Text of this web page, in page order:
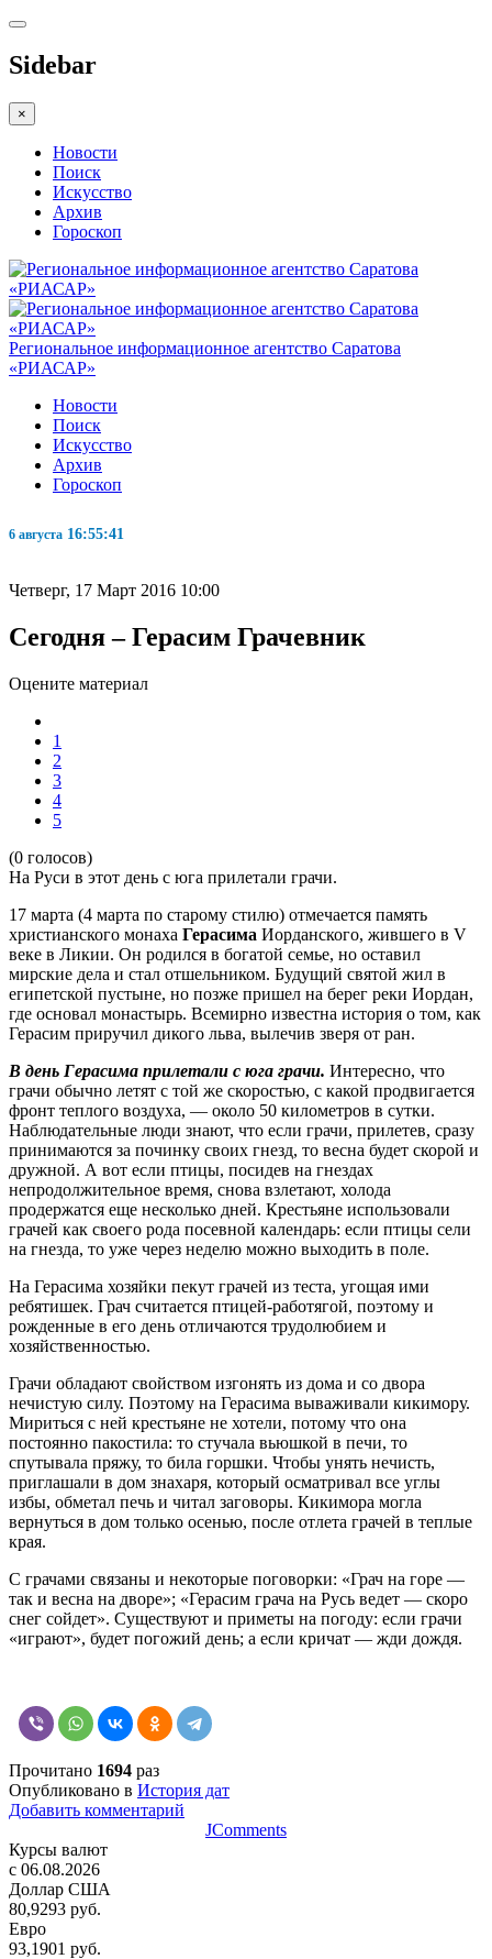
Sidebar
×
Новости
Поиск
Искусство
Архив
Гороскоп
Региональное информационное агентство Саратова
«РИАСАР»
Новости
Поиск
Искусство
Архив
Гороскоп
6 августа 16:55:42
Четверг, 17 Март 2016 10:00
Сегодня – Герасим Грачевник
Оцените материал
1
2
3
4
5
(0 голосов)
На Руси в этот день с юга прилетали грачи.
17 марта (4 марта по старому стилю) отмечается память
христианского монаха Герасима Иорданского, жившего в V
веке в Ликии. Он родился в богатой семье, но оставил
мирские дела и стал отшельником. Будущий святой жил в
египетской пустыне, но позже пришел на берег реки Иордан,
где основал монастырь. Всемирно известна история о том, как
Герасим приручил дикого льва, вылечив зверя от ран.
В день Герасима прилетали с юга грачи. Интересно, что
грачи обычно летят с той же скоростью, с какой продвигается
фронт теплого воздуха, — около 50 километров в сутки.
Наблюдательные люди знают, что если грачи, прилетев, сразу
принимаются за починку своих гнезд, то весна будет скорой и
дружной. А вот если птицы, посидев на гнездах
непродолжительное время, снова взлетают, холода
продержатся еще несколько дней. Крестьяне использовали
грачей как своего рода посевной календарь: если птицы сели
на гнезда, то уже через неделю можно выходить в поле.
На Герасима хозяйки пекут грачей из теста, угощая ими
ребятишек. Грач считается птицей-работягой, поэтому и
рожденные в его день отличаются трудолюбием и
хозяйственностью.
Грачи обладают свойством изгонять из дома и со двора
нечистую силу. Поэтому на Герасима вываживали кикимору.
Мириться с ней крестьяне не хотели, потому что она
постоянно пакостила: то стучала вьюшкой в печи, то
спутывала пряжу, то била горшки. Чтобы унять нечисть,
приглашали в дом знахаря, который осматривал все углы
избы, обметал печь и читал заговоры. Кикимора могла
вернуться в дом только осенью, после отлета грачей в теплые
края.
С грачами связаны и некоторые поговорки: «Грач на горе —
так и весна на дворе»; «Герасим грача на Русь ведет — скоро
снег сойдет». Существуют и приметы на погоду: если грачи
«играют», будет погожий день; а если кричат — жди дождя.
Прочитано 1694 раз
Опубликовано в История дат
Добавить комментарий
JComments
Курсы валют
c 06.08.2026
Доллар США
80,9293 руб.
Евро
93,1901 руб.